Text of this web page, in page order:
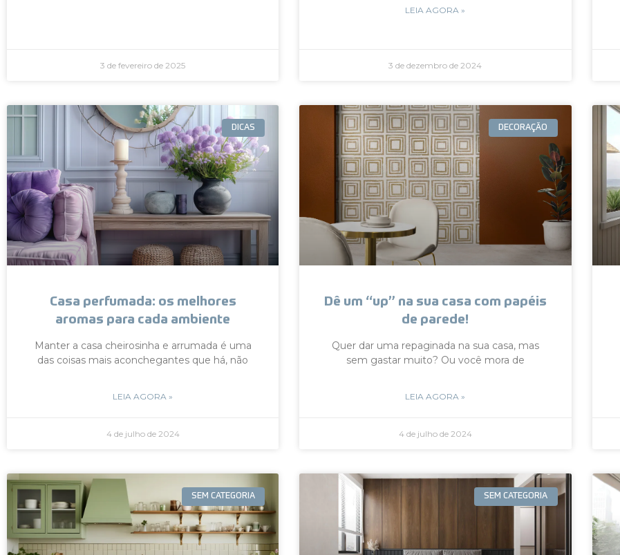
3 de fevereiro de 2025
LEIA AGORA »
3 de dezembro de 2024
DICAS
Casa perfumada: os melhores
aromas para cada ambiente
Manter a casa cheirosinha e arrumada é uma
das coisas mais aconchegantes que há, não
LEIA AGORA »
4 de julho de 2024
DECORAÇÃO
Dê um “up” na sua casa com papéis
de parede!
Quer dar uma repaginada na sua casa, mas
sem gastar muito? Ou você mora de
LEIA AGORA »
4 de julho de 2024
SEM CATEGORIA SEM CATEGORIA